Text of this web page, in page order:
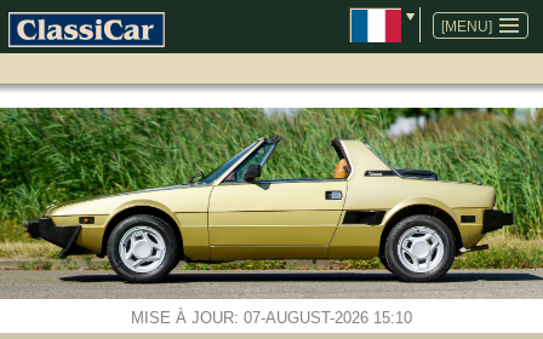
[MENU]
ALLER
AU
CONTENU
MISE À JOUR: 07-AUGUST-2026 15:10